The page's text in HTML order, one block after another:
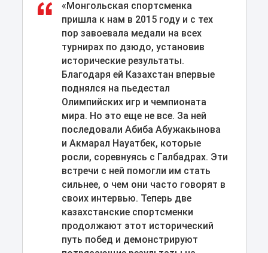
«Монгольская спортсменка
пришла к нам в 2015 году и с тех
пор завоевала медали на всех
турнирах по дзюдо, установив
исторические результаты.
Благодаря ей Казахстан впервые
поднялся на пьедестал
Олимпийских игр и чемпионата
мира. Но это еще не все. За ней
последовали Абиба Абужакынова
и Акмарал Науатбек, которые
росли, соревнуясь с Галбадрах. Эти
встречи с ней помогли им стать
сильнее, о чем они часто говорят в
своих интервью. Теперь две
казахстанские спортсменки
продолжают этот исторический
путь побед и демонстрируют